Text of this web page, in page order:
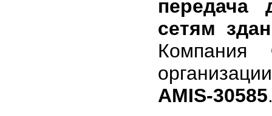
передача
сетям
Компания
AMIS-30585